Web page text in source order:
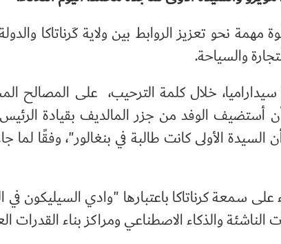
نحو تعزيز الروابط بين ولاية كَرناتاكا
والسياحة.
سيداراميا، خلال كلمة الترحيب، على المصالح
أستضيف الوفد من جزر المالديف بقيادة الرئيس
الأولى كانت طالبة في بنغالور"، وفقًا لما
سمعة كرناتاكا باعتبارها "وادي السيليكون في
والذكاء الاصطناعي ومراكز بناء القدرات